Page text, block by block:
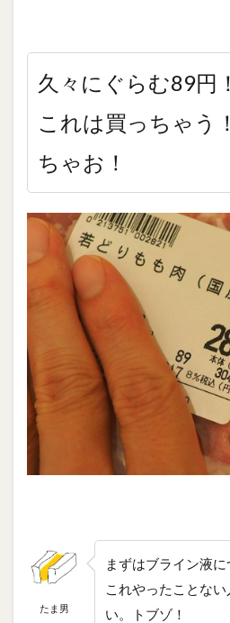
久々にぐらむ89円！
これは買っちゃう
ちゃお！
たま男
まずはブライン液に
これやったことない
い。トブゾ！